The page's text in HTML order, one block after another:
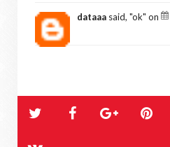
dataaa said, "ok" on